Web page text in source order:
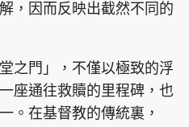
環球 The Standard
，因而反映出截然不同的
之門」，不僅以極致的浮
座通往救贖的里程碑，也
。在基督教的傳統裏，